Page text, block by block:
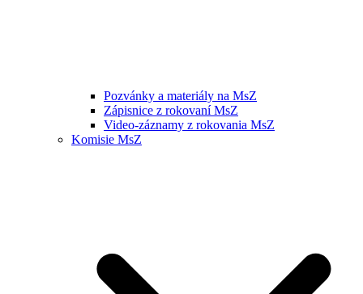
Pozvánky a materiály na MsZ
Zápisnice z rokovaní MsZ
Video-záznamy z rokovania MsZ
Komisie MsZ